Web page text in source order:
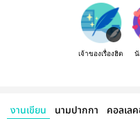
เจ้าของเรื่องฮิต นั
งานเขียน นามปากกา คอลเล